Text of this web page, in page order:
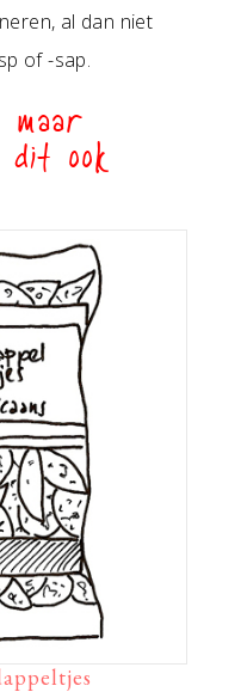
al dan niet
of -sap.
dit ook